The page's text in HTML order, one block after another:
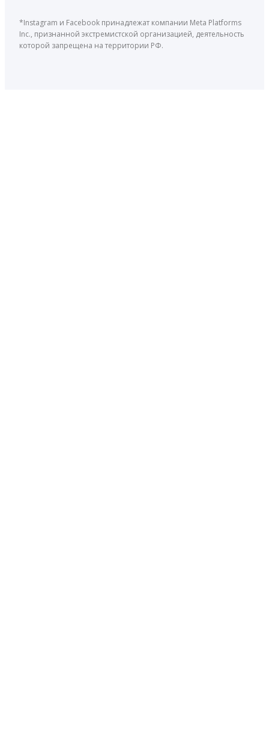
*Instagram и Facebook принадлежат компании Meta Platforms
Inc., признанной экстремистской организацией, деятельность
которой запрещена на территории РФ.